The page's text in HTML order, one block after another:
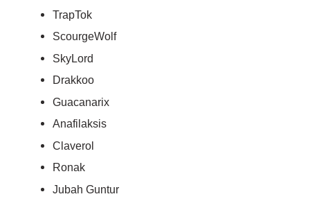
TrapTok
ScourgeWolf
SkyLord
Drakkoo
Guacanarix
Anafilaksis
Claverol
Ronak
Jubah Guntur